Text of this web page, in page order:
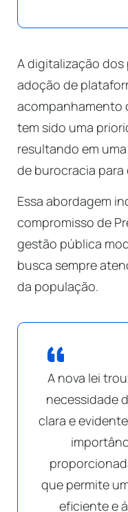
A digitalização
adoção de
acompanhamento
tem sido uma
resultando em
de burocracia
Essa abordagem
compromisso de
gestão pública
busca sempre
da população.
A nova lei
necessidade
clara e
que permite
eficiente e